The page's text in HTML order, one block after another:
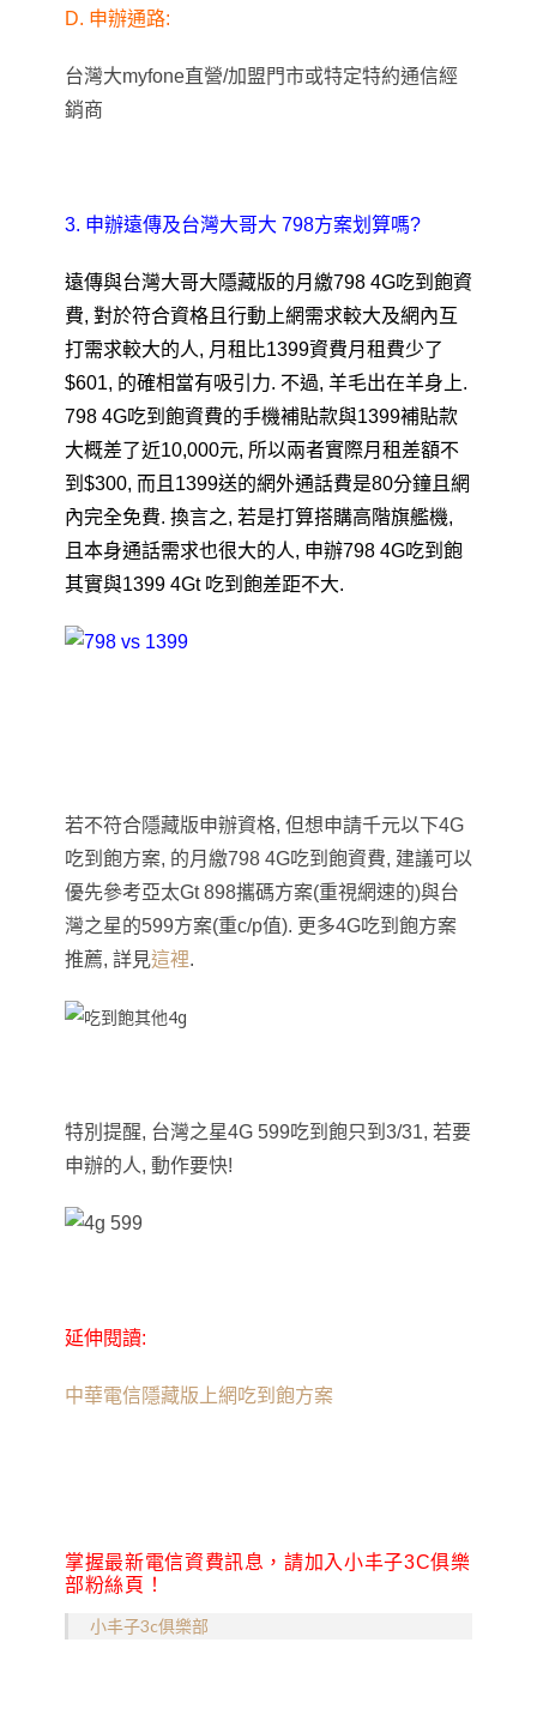
D. 申辦通路:
台灣大myfone直營/加盟門市或特定特約通信經
銷商
3. 申辦遠傳及台灣大哥大 798方案划算嗎?
遠傳與台灣大哥大隱藏版的月繳798 4G吃到飽資
費, 對於符合資格且行動上網需求較大及網內互
打需求較大的人, 月租比1399資費月租費少了
$601, 的確相當有吸引力. 不過, 羊毛出在羊身上.
798 4G吃到飽資費的手機補貼款與1399補貼款
大概差了近10,000元, 所以兩者實際月租差額不
到$300, 而且1399送的網外通話費是80分鐘且網
內完全免費. 換言之, 若是打算搭購高階旗艦機,
且本身通話需求也很大的人, 申辦798 4G吃到飽
其實與1399 4Gt 吃到飽差距不大.
若不符合隱藏版申辦資格, 但想申請千元以下4G
吃到飽方案, 的月繳798 4G吃到飽資費, 建議可以
優先參考亞太Gt 898攜碼方案(重視網速的)與台
灣之星的599方案(重c/p值). 更多4G吃到飽方案
推薦, 詳見這裡.
特別提醒, 台灣之星4G 599吃到飽只到3/31, 若要
申辦的人, 動作要快!
延伸閱讀:
中華電信隱藏版上網吃到飽方案
掌握最新電信資費訊息，請加入小丰子3C俱樂
部粉絲頁！
小丰子3c俱樂部